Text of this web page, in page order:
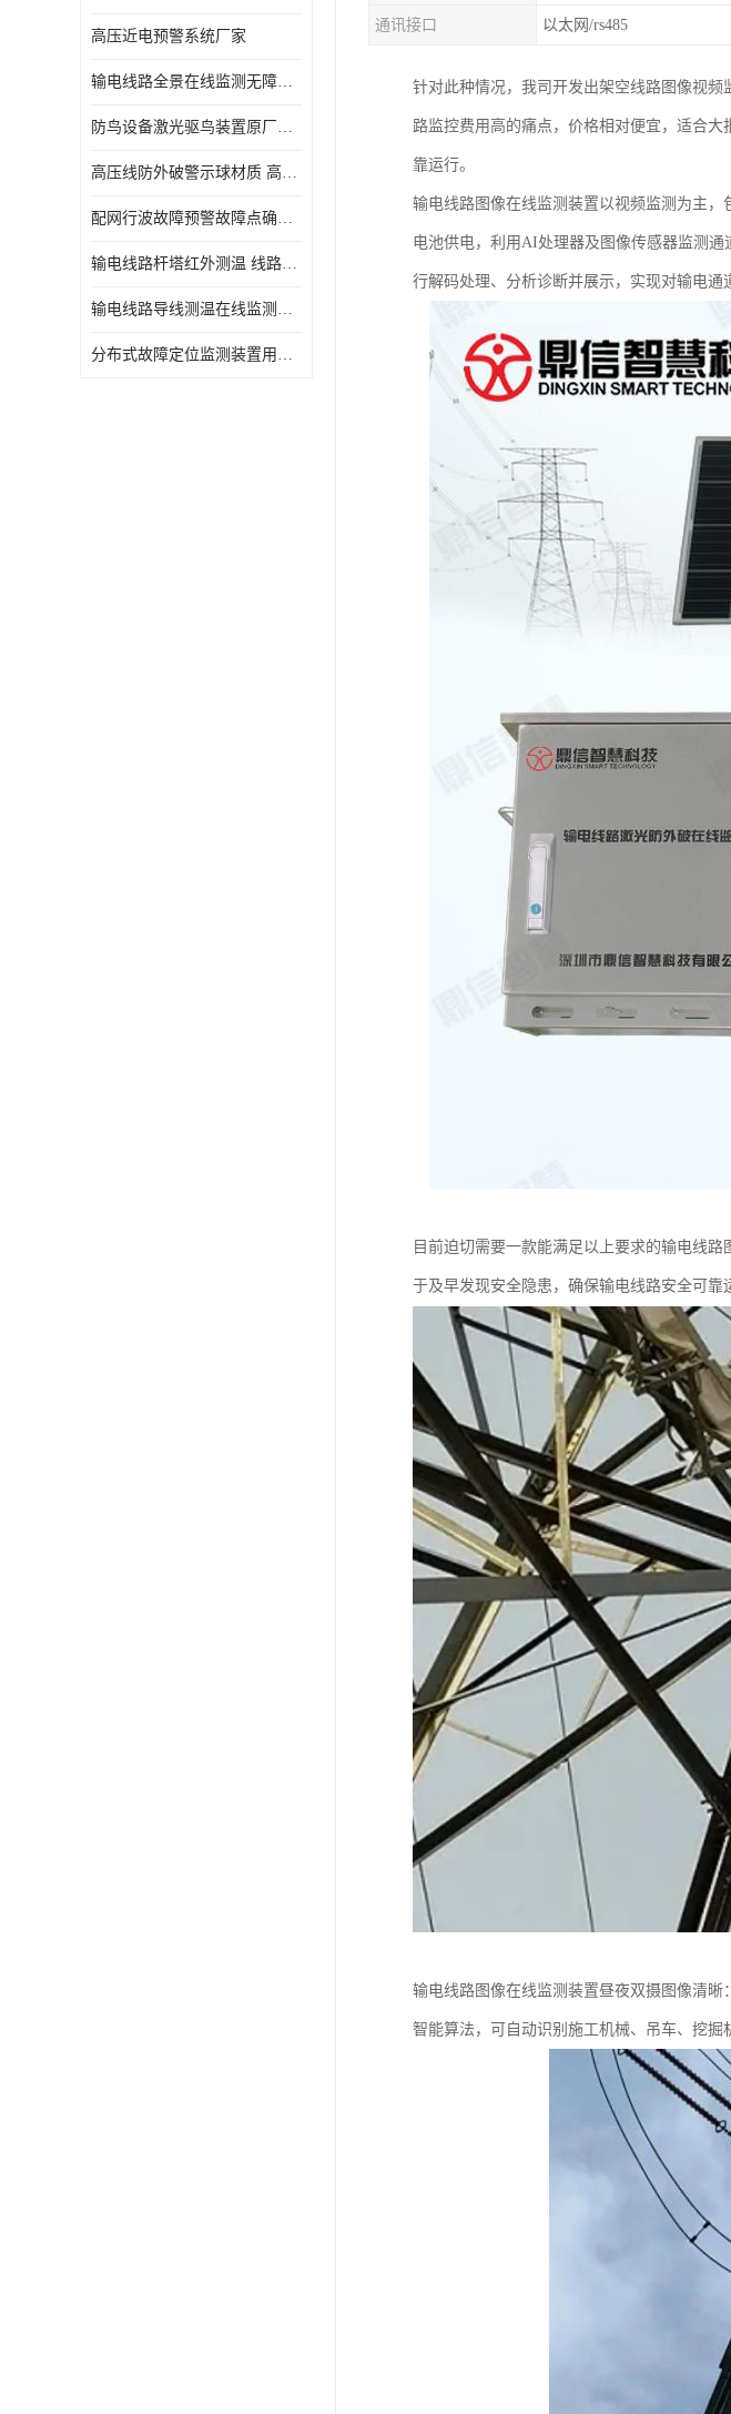
高压近电预警系统厂家
输电线路全景在线监测无障碍查看在运线路隐患
防鸟设备激光驱鸟装置原厂供应
高压线防外破警示球材质 高压警示球库存
配网行波故障预警故障点确定装置鼎信厂家材质特性
输电线路杆塔红外测温 线路测温系统参数介绍
输电线路导线测温在线监测装置使用说明 导线温度监测系统
分布式故障定位监测装置用途 线路在线故障定位装置
通讯接口 以太网/rs485
针对此种情况，我司开发出架空线路图像视
路监控费用高的痛点，价格相对便宜，适合
靠运行。
输电线路图像在线监测装置以视频监测为主
电池供电，利用AI处理器及图像传感器监测
行解码处理、分析诊断并展示，实现对输电通
目前迫切需要一款能满足以上要求的输电线
于及早发现安全隐患，确保输电线路安全可靠
输电线路图像在线监测装置昼夜双摄图像清晰
智能算法，可自动识别施工机械、吊车、挖掘